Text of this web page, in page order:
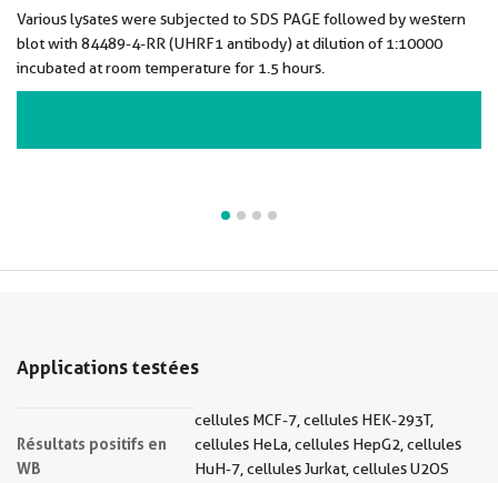
Various lysates were subjected to SDS PAGE followed by western
blot with 84489-4-RR (UHRF1 antibody) at dilution of 1:10000
incubated at room temperature for 1.5 hours.
Applications testées
Résultats positifs en
WB
cellules MCF-7, cellules HEK-293T,
cellules HeLa, cellules HepG2, cellules
HuH-7, cellules Jurkat, cellules U2OS